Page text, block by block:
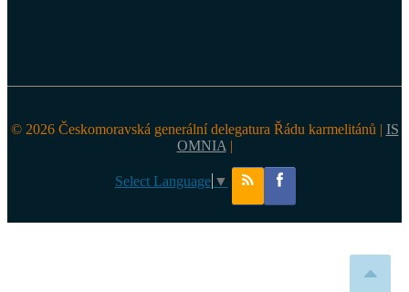
© 2026 Českomoravská generální delegatura Řádu karmelitánů | IS
OMNIA |
Select Language ▼